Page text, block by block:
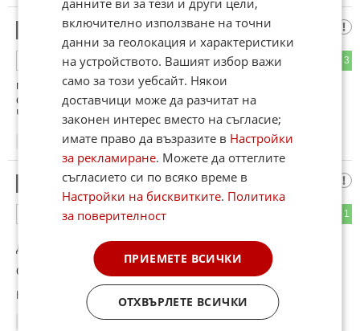
Вижда се точност в подхода на новия
3
ОТГОВОР
министър и стремеж за окончателно ликвидиране на
старите подходи към системата.
Чудесно планиран подход !!!
13.06.2026
Чакай са разложи де
1
ОТГОВОР
До коментар от "Да попитам":
Още не са я разложила че да са покажат кокалите🤣🤣🤣
Коментиран от#14
13.06.2026
данните ви за тези и други цели,
включително използване на точни
данни за геолокация и характеристики
на устройството. Вашият избор важи
само за този уебсайт. Някои
доставчици може да разчитат на
законен интерес вместо на съгласие;
имате право да възразите в Настройки
за рекламиране. Можете да оттеглите
съгласието си по всяко време в
Настройки на бисквитките. Политика
за поверителност
ПРИЕМЕТЕ ВСИЧКИ
ОТХВЪРЛЕТЕ ВСИЧКИ